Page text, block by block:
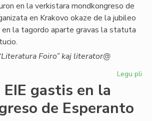
en la verkistara mondkongreso de
en Krakovo okaze de la jubileo
la tagordo aparte gravas la statuta
Foiro” kaj literator@
Legu pli
gastis en la
de Esperanto